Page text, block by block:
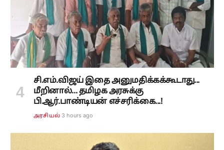
சி.எம்.விஜய் இதை அனுமதிக்கக்கூடாது...
மீறினால்... தமிழக அரசுக்கு
பி.ஆர்.பாண்டியன் எச்சரிக்கை...!
அரசியல் 3 hours ago